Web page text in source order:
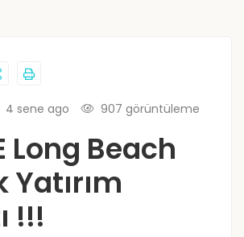
4 sene ago 907 görüntüleme
Long Beach
Yatırım
!!!